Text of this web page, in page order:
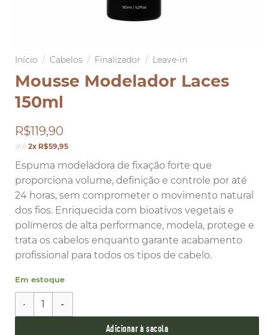
Início / Cabelos / Finalizador / Leave-in
Mousse Modelador Laces
150ml
R$119,90
até 2x R$59,95
Espuma modeladora de fixação forte que
proporciona volume, definição e controle por até
24 horas, sem comprometer o movimento natural
dos fios. Enriquecida com bioativos vegetais e
polímeros de alta performance, modela, protege e
trata os cabelos enquanto garante acabamento
profissional para todos os tipos de cabelo.
Em estoque
Mousse Modelador Laces 150ml quantidade
Adicionar à sacola